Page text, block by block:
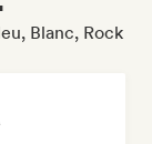
Blanc, Rock